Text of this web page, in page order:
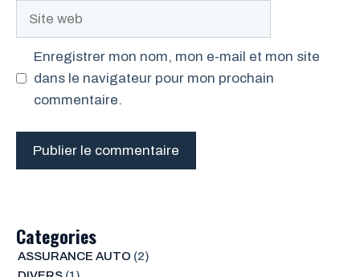
Site
Enregistrer mon nom, mon e-mail et mon site
dans le navigateur pour mon prochain
commentaire.
Categories
ASSURANCE AUTO (2)